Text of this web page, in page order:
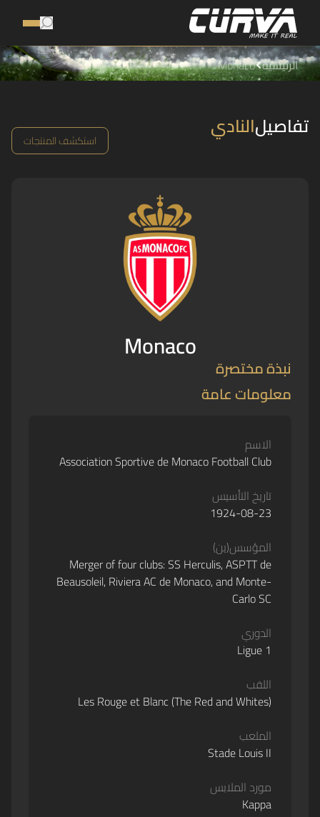
الرئيسية Monaco
الناديتفاصيل استكشف المنتجات
Monaco
نبذة مختصرة
معلومات عامة
الاسم
Association Sportive de Monaco Football Club
تاريخ التأسيس
1924-08-23
المؤسس(ين)
Merger of four clubs: SS Herculis, ASPTT de
Beausoleil, Riviera AC de Monaco, and Monte-
Carlo SC
الدوري
Ligue 1
اللقب
Les Rouge et Blanc (The Red and Whites)
الملعب
Stade Louis II
مورد الملابس
Kappa